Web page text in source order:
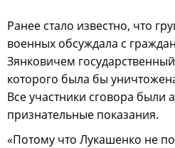
Ранее стало известно, что
военных обсуждала с
Зянковичем
которого была бы
Все участники сговора были
признательные показания.
«Потому что Лукашенко не